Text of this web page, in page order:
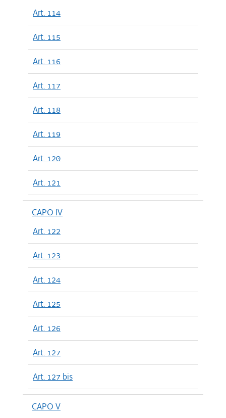
Art. 114
Art. 115
Art. 116
Art. 117
Art. 118
Art. 119
Art. 120
Art. 121
CAPO IV
Art. 122
Art. 123
Art. 124
Art. 125
Art. 126
Art. 127
Art. 127 bis
CAPO V